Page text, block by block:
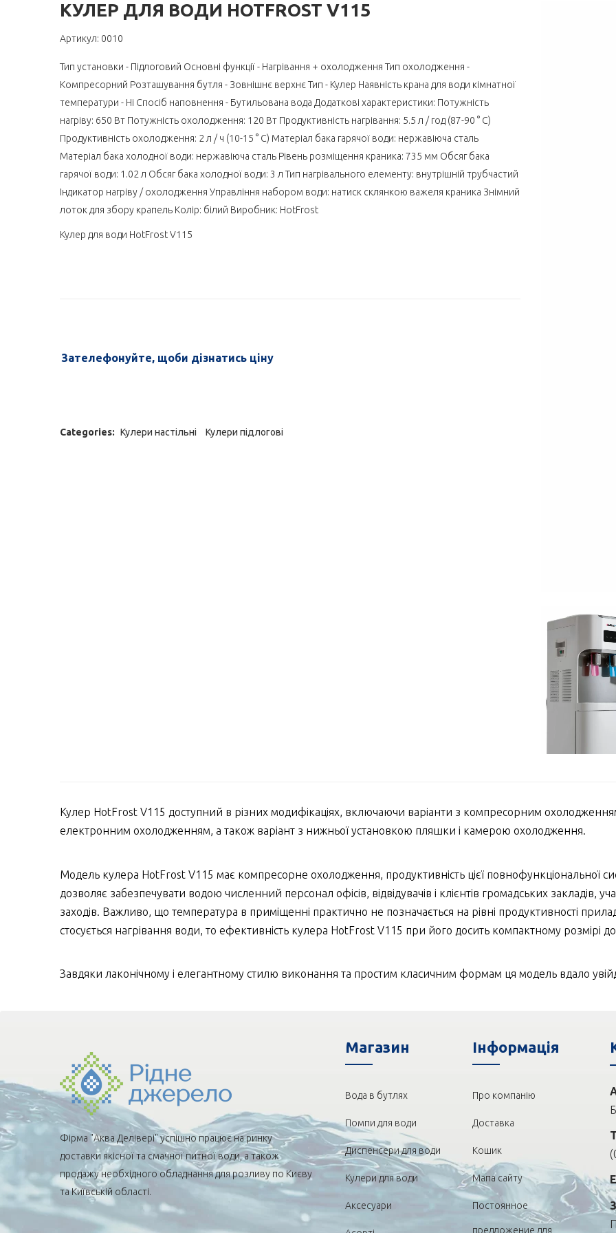
КУЛЕР ДЛЯ ВОДИ HOTFROST V115
Артикул: 0010
Тип установки - Підлоговий Основні функції - Нагрівання + охолодження Тип охолодження -
Компресорний Розташування бутля - Зовнішнє верхнє Тип - Кулер Наявність крана для води кімнатної
температури - Ні Спосіб наповнення - Бутильована вода Додаткові характеристики: Потужність
нагріву: 650 Вт Потужність охолодження: 120 Вт Продуктивність нагрівання: 5.5 л / год (87-90 ° C)
Продуктивність охолодження: 2 л / ч (10-15 ° C) Матеріал бака гарячої води: нержавіюча сталь
Матеріал бака холодної води: нержавіюча сталь Рівень розміщення краника: 735 мм Обсяг бака
гарячої води: 1.02 л Обсяг бака холодної води: 3 л Тип нагрівального елементу: внутрішній трубчастий
Індикатор нагріву / охолодження Управління набором води: натиск склянкою важеля краника Знімний
лоток для збору крапель Колір: білий Виробник: HotFrost
Кулер для води HotFrost V115
Зателефонуйте, щоби дізнатись ціну
Categories: Кулери настільні Кулери підлогові
Кулер HotFrost V115 доступний в різних модифікаціях, включаючи варіанти з компресорним
електронним охолодженням, а також варіант з нижньої установкою пляшки і камерою охолодження.
Модель кулера HotFrost V115 має компресорне охолодження, продуктивність цієї повнофункціональної
дозволяє забезпечувати водою численний персонал офісів, відвідувачів і клієнтів громадських закладів,
заходів. Важливо, що температура в приміщенні практично не позначається на рівні продуктивності
стосується нагрівання води, то ефективність кулера HotFrost V115 при його досить компактному розмірі
Завдяки лаконічному і елегантному стилю виконання та простим класичним формам ця модель вдало
Фірма "Аква Делівері" успішно працює на ринку
доставки якісної та смачної питної води, а також
продажу необхідного обладнання для розливу по Києву
та Київській області.
Магазин
Вода в бутлях
Помпи для води
Диспенсери для води
Кулери для води
Аксесуари
Iнформація
Про компанію
Доставка
Кошик
Мапа сайту
Постоянное
предложение для